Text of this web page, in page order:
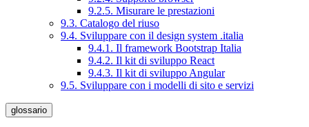
9.2.5. Misurare le prestazioni
9.3. Catalogo del riuso
9.4. Sviluppare con il design system .italia
9.4.1. Il framework Bootstrap Italia
9.4.2. Il kit di sviluppo React
9.4.3. Il kit di sviluppo Angular
9.5. Sviluppare con i modelli di sito e servizi
glossario